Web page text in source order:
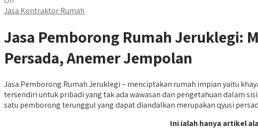
Jasa Kontraktor Rumah
Jasa Pemborong Rumah Jeruklegi:
Persada, Anemer Jempolan
Jasa Pemborong Rumah Jeruklegi – menciptakan rumah impian yaitu
tersendiri untuk pribadi yang tak ada wawasan dan pengetahuan dalam
satu pemborong terunggul yang dapat diandalkan merupakan qyusi
Ini ialah hanya artikel